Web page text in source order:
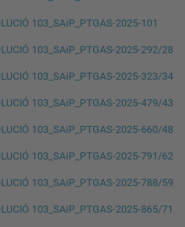
103_SAiP_PTGAS-2025-101
103_SAiP_PTGAS-2025-292/28
103_SAiP_PTGAS-2025-323/34
103_SAiP_PTGAS-2025-479/43
103_SAiP_PTGAS-2025-660/48
103_SAiP_PTGAS-2025-791/62
103_SAiP_PTGAS-2025-788/59
103_SAiP_PTGAS-2025-865/71